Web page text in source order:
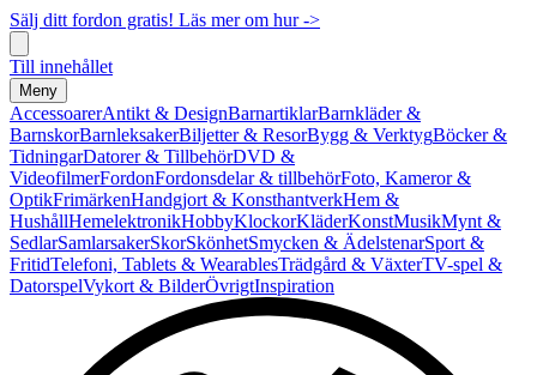
Sälj ditt fordon gratis! Läs mer om hur ->
Till innehållet
Meny
AccessoarerAntikt & DesignBarnartiklarBarnkläder &
BarnskorBarnleksakerBiljetter & ResorBygg & VerktygBöcker &
TidningarDatorer & TillbehörDVD &
VideofilmerFordonFordonsdelar & tillbehörFoto, Kameror &
OptikFrimärkenHandgjort & KonsthantverkHem &
HushållHemelektronikHobbyKlockorKläderKonstMusikMynt &
SedlarSamlarsakerSkorSkönhetSmycken & ÄdelstenarSport &
FritidTelefoni, Tablets & WearablesTrädgård & VäxterTV-spel &
DatorspelVykort & BilderÖvrigtInspiration